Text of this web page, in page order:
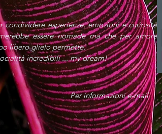
esperienze, emozioni e curiosità
essere nomade ma che per amore
libero glielo permette.
incredibili ... my dream!
Per informazioni e-mail